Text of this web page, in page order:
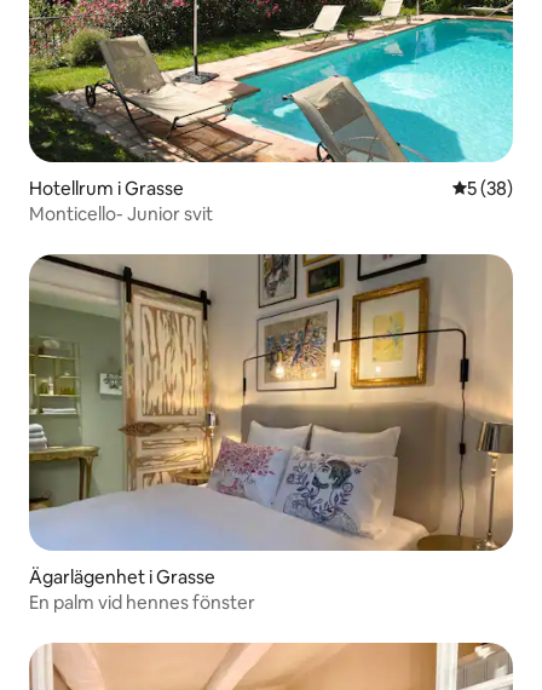
Hotellrum i Grasse 5 av 5 i
5 (38)
Monticello- Junior svit
Ägarlägenhet i Grasse
En palm vid hennes fönster